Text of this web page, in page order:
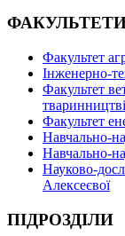
Факультет
Інженерно-
Факультет
тваринництві
Факультет
Навчально-
Навчально-
Науково-
Алексеєвої
ПІДРОЗДІЛИ